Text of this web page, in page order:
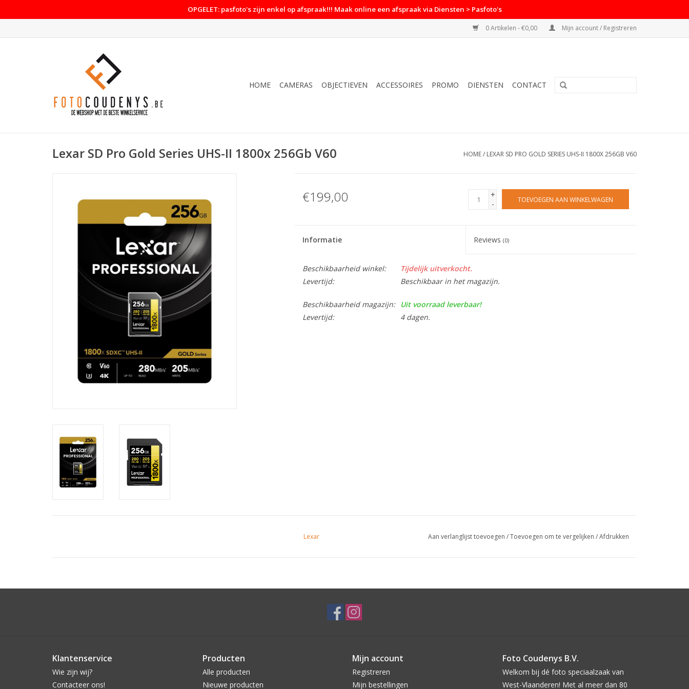
OPGELET: pasfoto's zijn enkel op afspraak!!! Maak online een afspraak via Diensten > Pasfoto's
0 Artikelen - €0,00 Mijn account / Registreren
HOME CAMERAS OBJECTIEVEN ACCESSOIRES PROMO DIENSTEN CONTACT
Lexar SD Pro Gold Series UHS-II 1800x 256Gb V60 HOME/ LEXAR SD PRO GOLD SERIES UHS-II 1800X 256GB V60
€199,00
+
-
TOEVOEGEN AAN WINKELWAGEN
Informatie Reviews(0)
Beschikbaarheid winkel:
Tijdelijk uitverkocht.
Levertijd:
Beschikbaar in het magazijn.
Beschikbaarheid magazijn:
Uit voorraad leverbaar!
Levertijd:
4 dagen.
Lexar Aan verlanglijst toevoegen /Toevoegen om te vergelijken /Afdrukken
Klantenservice
Wie zijn wij?
Contacteer ons!
Producten
Alle producten
Nieuwe producten
Mijn account
Registreren
Mijn bestellingen
Foto Coudenys B.V.
Welkom bij dé foto speciaalzaak van
West-Vlaanderen! Met al meer dan 80